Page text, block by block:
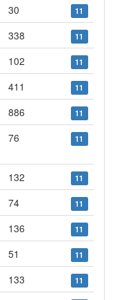
30 11
338 11
102 11
411 11
886 11
76 11
132 11
74 11
136 11
51 11
133 11